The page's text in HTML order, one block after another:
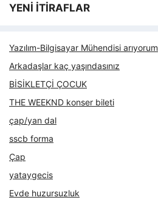
YENİ İTİRAFLAR
Yazılım-Bilgisayar Mühendisi arıyorum
Arkadaşlar kaç yaşındasınız
BİSİKLETÇİ ÇOCUK
THE WEEKND konser bileti
çap/yan dal
sscb forma
Çap
yataygecis
Evde huzursuzluk